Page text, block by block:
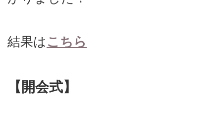
結果は こちら
【開会式】